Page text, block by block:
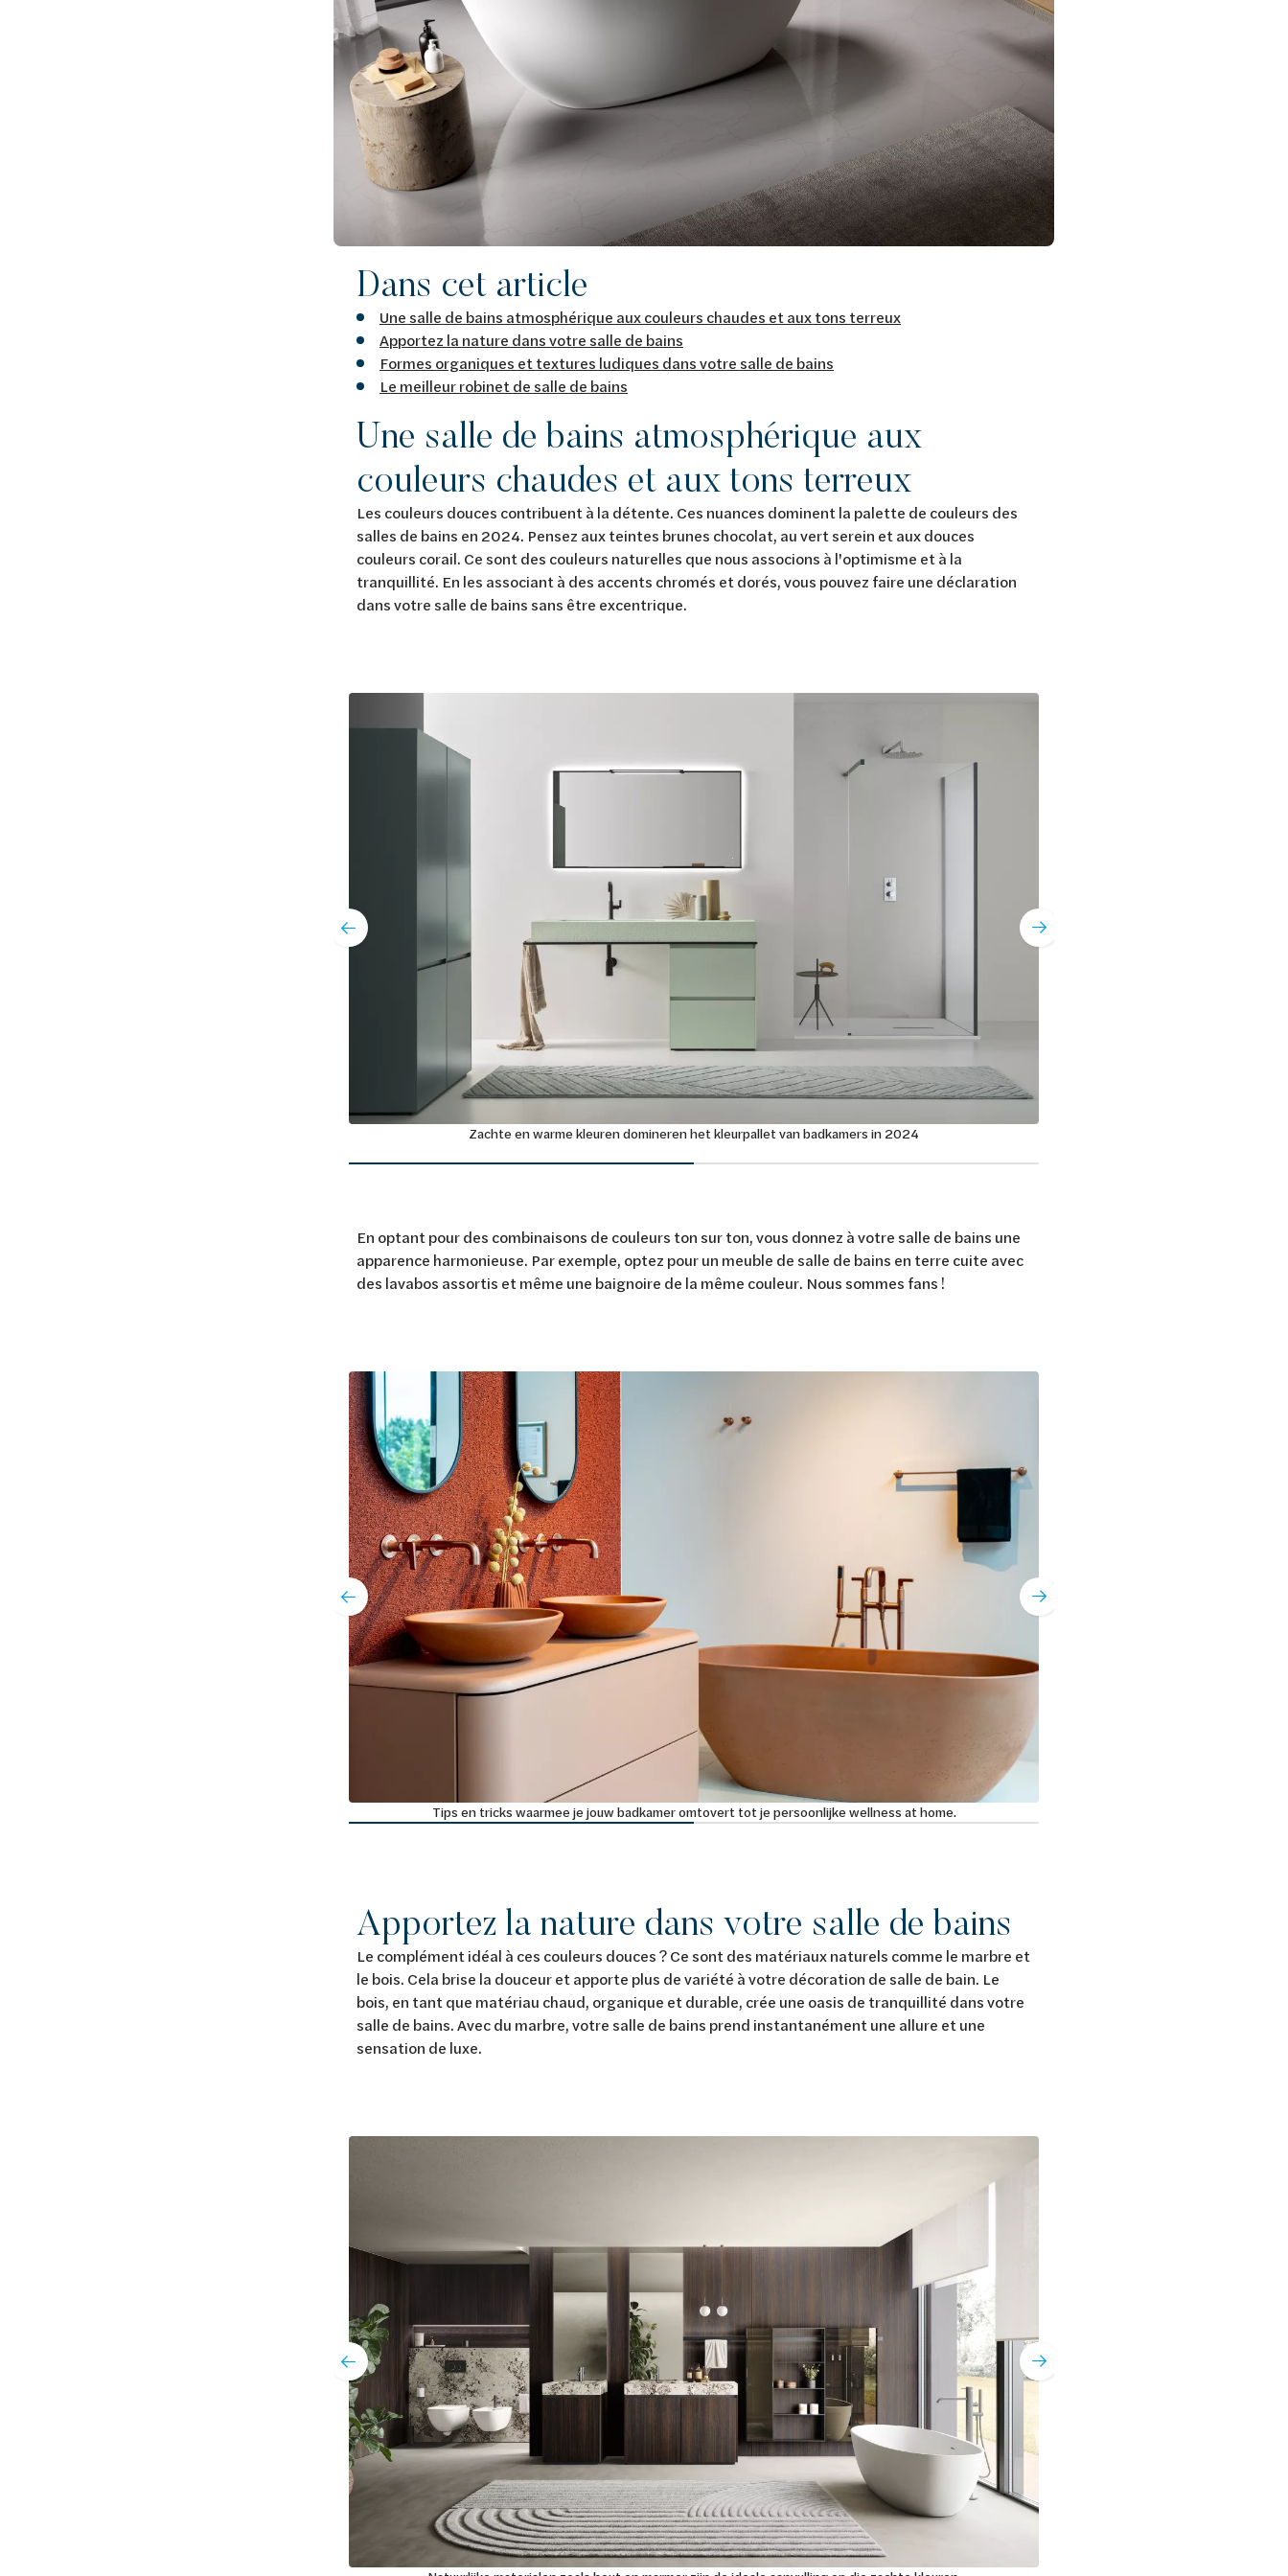
Dans cet article
Une salle de bains atmosphérique aux couleurs chaudes et aux tons terreux
Apportez la nature dans votre salle de bains
Formes organiques et textures ludiques dans votre salle de bains
Le meilleur robinet de salle de bains
Une salle de bains atmosphérique aux
couleurs chaudes et aux tons terreux
Les couleurs douces contribuent à la détente. Ces nuances dominent la palette de couleurs des
salles de bains en 2024. Pensez aux teintes brunes chocolat, au vert serein et aux douces
couleurs corail. Ce sont des couleurs naturelles que nous associons à l'optimisme et à la
tranquillité. En les associant à des accents chromés et dorés, vous pouvez faire une déclaration
dans votre salle de bains sans être excentrique.
Zachte en warme kleuren domineren het kleurpallet van badkamers in 2024
En optant pour des combinaisons de couleurs ton sur ton, vous donnez à votre salle de bains une
apparence harmonieuse. Par exemple, optez pour un meuble de salle de bains en terre cuite avec
des lavabos assortis et même une baignoire de la même couleur. Nous sommes fans !
Tips en tricks waarmee je jouw badkamer omtovert tot je persoonlijke wellness at home.
Apportez la nature dans votre salle de bains
Le complément idéal à ces couleurs douces ? Ce sont des matériaux naturels comme le marbre et
le bois. Cela brise la douceur et apporte plus de variété à votre décoration de salle de bain. Le
bois, en tant que matériau chaud, organique et durable, crée une oasis de tranquillité dans votre
salle de bains. Avec du marbre, votre salle de bains prend instantanément une allure et une
sensation de luxe.